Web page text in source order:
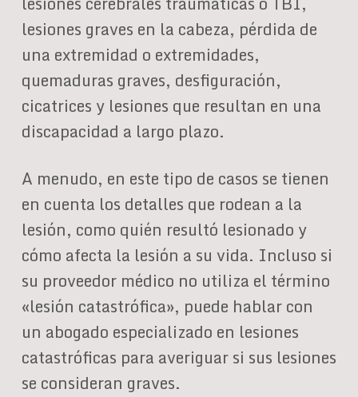
lesiones graves en la cabeza, pérdida de
una extremidad o extremidades,
quemaduras graves, desfiguración,
cicatrices y lesiones que resultan en una
discapacidad a largo plazo.
A menudo, en este tipo de casos se tienen
en cuenta los detalles que rodean a la
lesión, como quién resultó lesionado y
cómo afecta la lesión a su vida. Incluso si
su proveedor médico no utiliza el término
«lesión catastrófica», puede hablar con
un abogado especializado en lesiones
catastróficas para averiguar si sus lesiones
se consideran graves.